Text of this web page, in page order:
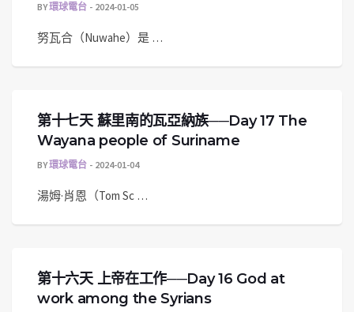
BY環球電台 2024-01-05
努瓦合（Nuwahe）是 …
第十七天 蘇里南的瓦亞納族──Day 17 The
Wayana people of Suriname
BY環球電台 2024-01-04
湯姆·肖恩（Tom Sc …
第十六天 上帝在工作──Day 16 God at
work among the Syrians